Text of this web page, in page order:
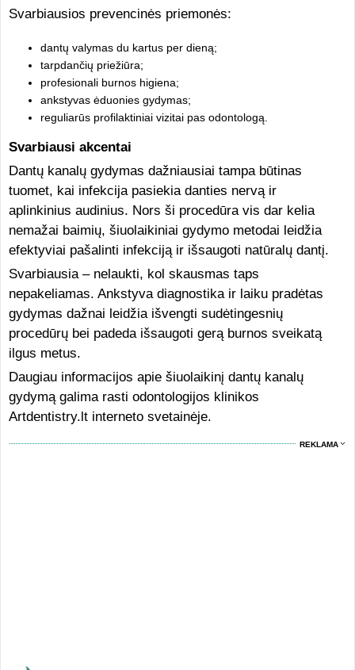
Svarbiausios prevencinės priemonės:
dantų valymas du kartus per dieną;
tarpdančių priežiūra;
profesionali burnos higiena;
ankstyvas ėduonies gydymas;
reguliarūs profilaktiniai vizitai pas odontologą.
Svarbiausi akcentai
Dantų kanalų gydymas dažniausiai tampa būtinas
tuomet, kai infekcija pasiekia danties nervą ir
aplinkinius audinius. Nors ši procedūra vis dar kelia
nemažai baimių, šiuolaikiniai gydymo metodai leidžia
efektyviai pašalinti infekciją ir išsaugoti natūralų dantį.
Svarbiausia – nelaukti, kol skausmas taps
nepakeliamas. Ankstyva diagnostika ir laiku pradėtas
gydymas dažnai leidžia išvengti sudėtingesnių
procedūrų bei padeda išsaugoti gerą burnos sveikatą
ilgus metus.
Daugiau informacijos apie šiuolaikinį dantų kanalų
gydymą galima rasti odontologijos klinikos
Artdentistry.lt interneto svetainėje.
REKLAMA